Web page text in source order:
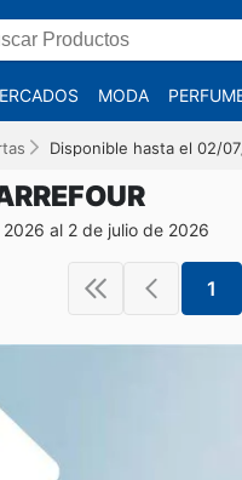
MODA
Disponible hasta el 02/
al 2 de julio de 2026
1